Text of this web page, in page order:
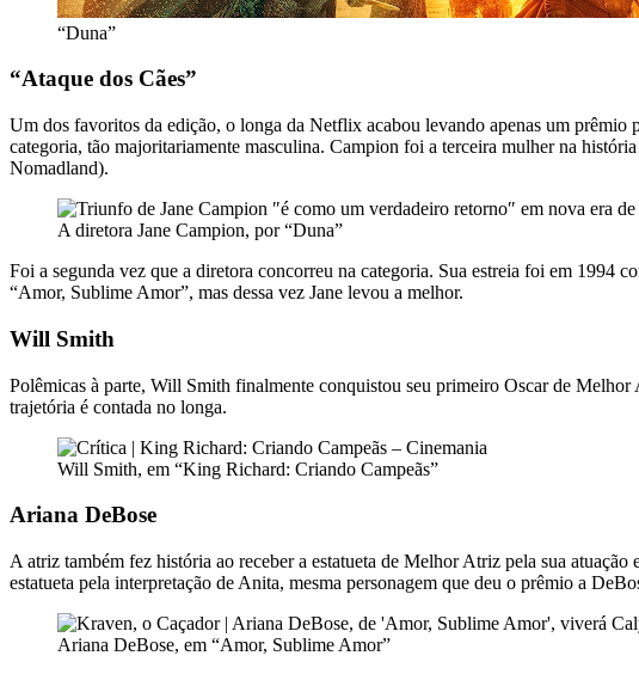
“Duna”
“Ataque dos Cães”
Um dos favoritos da edição, o longa da Netflix acabou levando apenas um prêmio
categoria, tão majoritariamente masculina. Campion foi a terceira mulher na
Nomadland).
A diretora Jane Campion, por “Duna”
Foi a segunda vez que a diretora concorreu na categoria. Sua estreia foi em 1994
“Amor, Sublime Amor”, mas dessa vez Jane levou a melhor.
Will Smith
Polêmicas à parte, Will Smith finalmente conquistou seu primeiro Oscar de
trajetória é contada no longa.
Will Smith, em “King Richard: Criando Campeãs”
Ariana DeBose
A atriz também fez história ao receber a estatueta de Melhor Atriz pela sua
estatueta pela interpretação de Anita, mesma personagem que deu o prêmio a
Ariana DeBose, em “Amor, Sublime Amor”